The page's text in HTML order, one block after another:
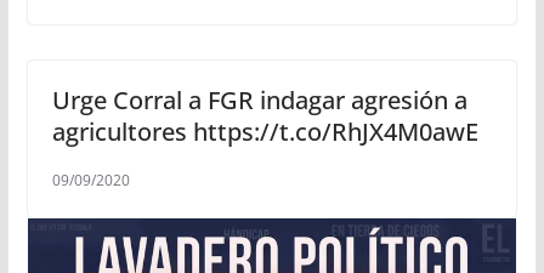
Urge Corral a FGR indagar agresión a
agricultores https://t.co/RhJX4M0awE
09/09/2020